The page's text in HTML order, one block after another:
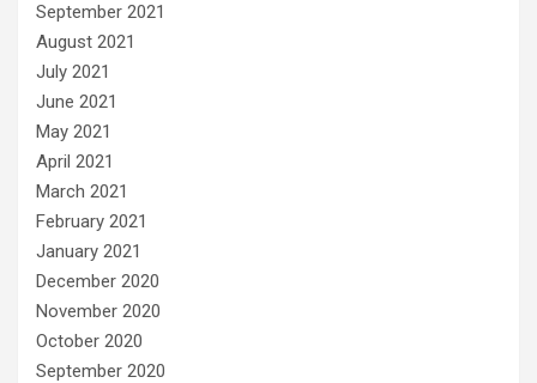
September 2021
August 2021
July 2021
June 2021
May 2021
April 2021
March 2021
February 2021
January 2021
December 2020
November 2020
October 2020
September 2020